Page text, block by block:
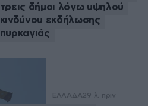
τρεις δήμοι λόγω υψηλού
κινδύνου εκδήλωσης
πυρκαγιάς
ΕΛΛΑΔΑ29 λ. πριν